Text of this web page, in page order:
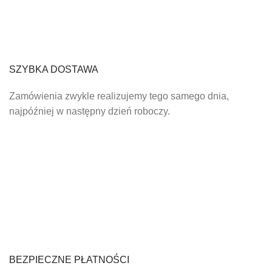
SZYBKA DOSTAWA
Zamówienia zwykle realizujemy tego samego dnia,
najpóźniej w następny dzień roboczy.
BEZPIECZNE PŁATNOŚCI